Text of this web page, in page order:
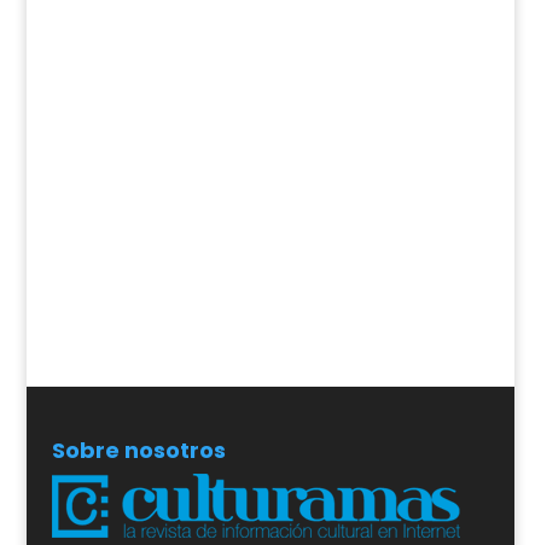
Sobre nosotros